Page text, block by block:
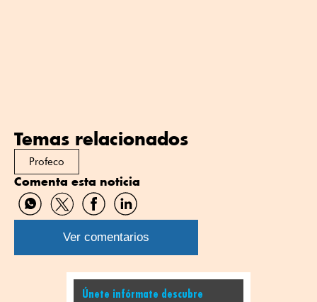
Temas relacionados
Profeco
Comenta esta noticia
Compartir
por
WhatsApp
Compartir
por
Twitter
Compartir
por
Facebook
Compartir
por
Linkedin
Ver comentarios
Únete infórmate descubre